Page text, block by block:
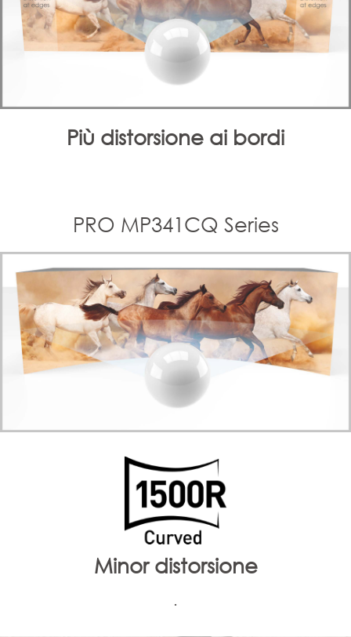
Più distorsione ai bordi
PRO MP341CQ Series
Minor distorsione
.